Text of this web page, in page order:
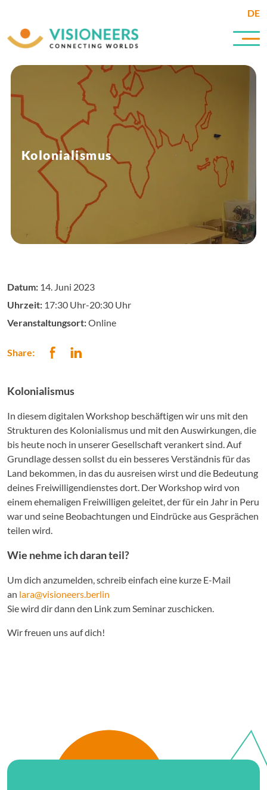
DE
Kolonialismus
Datum: 14. Juni 2023
Uhrzeit: 17:30 Uhr-20:30 Uhr
Veranstaltungsort:Online
Share:
Kolonialismus
In diesem digitalen Workshop beschäftigen wir uns mit den
Strukturen des Kolonialismus und mit den Auswirkungen, die
bis heute noch in unserer Gesellschaft verankert sind. Auf
Grundlage dessen sollst du ein besseres Verständnis für das
Land bekommen, in das du ausreisen wirst und die Bedeutung
deines Freiwilligendienstes dort. Der Workshop wird von
einem ehemaligen Freiwilligen geleitet, der für ein Jahr in Peru
war und seine Beobachtungen und Eindrücke aus Gesprächen
teilen wird.
Wie nehme ich daran teil?
Um dich anzumelden, schreib einfach eine kurze E-Mail
an lara@visioneers.berlin
Sie wird dir dann den Link zum Seminar zuschicken.
Wir freuen uns auf dich!